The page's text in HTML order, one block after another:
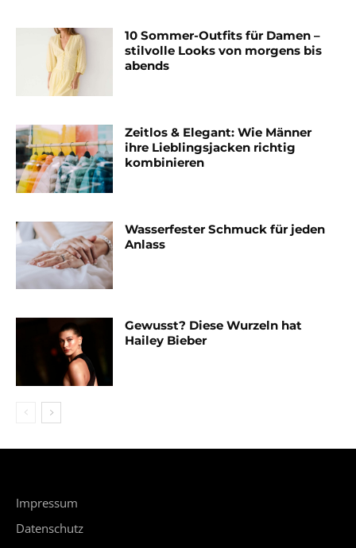
10 Sommer-Outfits für Damen –
stilvolle Looks von morgens bis
abends
Zeitlos & Elegant: Wie Männer
ihre Lieblingsjacken richtig
kombinieren
Wasserfester Schmuck für jeden
Anlass
Gewusst? Diese Wurzeln hat
Hailey Bieber
Impressum
Datenschutz